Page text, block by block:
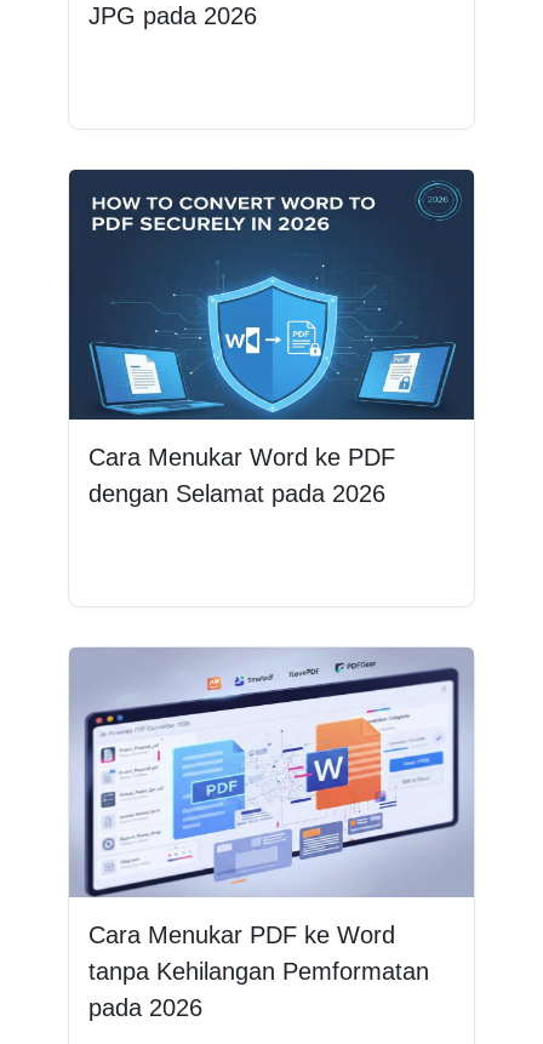
JPG pada 2026
Cara Menukar Word ke PDF
dengan Selamat pada 2026
Cara Menukar PDF ke Word
tanpa Kehilangan Pemformatan
pada 2026